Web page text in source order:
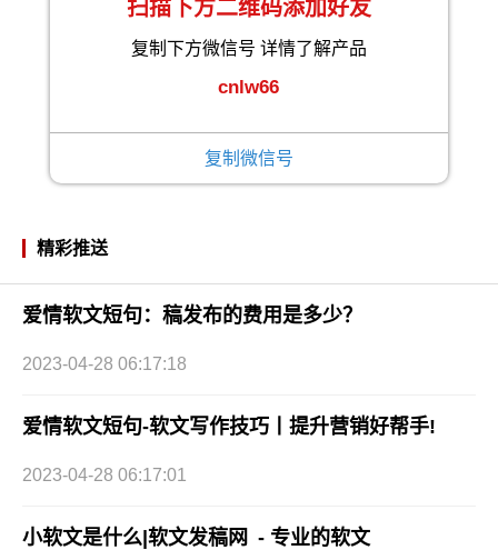
扫描下方二维码添加好友
复制下方微信号 详情了解产品
cnlw66
复制微信号
精彩推送
爱情软文短句：稿发布的费用是多少？
2023-04-28 06:17:18
爱情软文短句-软文写作技巧丨提升营销好帮手!
2023-04-28 06:17:01
小软文是什么|软文发稿网 - 专业的软文